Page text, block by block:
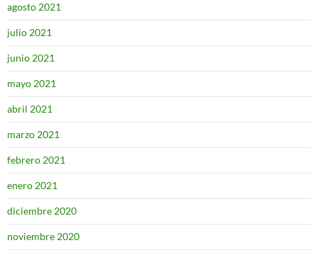
agosto 2021
julio 2021
junio 2021
mayo 2021
abril 2021
marzo 2021
febrero 2021
enero 2021
diciembre 2020
noviembre 2020